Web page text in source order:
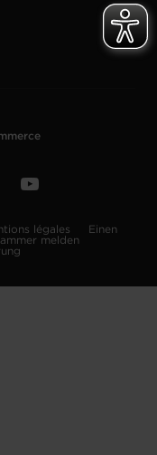
légales
Einen
melden